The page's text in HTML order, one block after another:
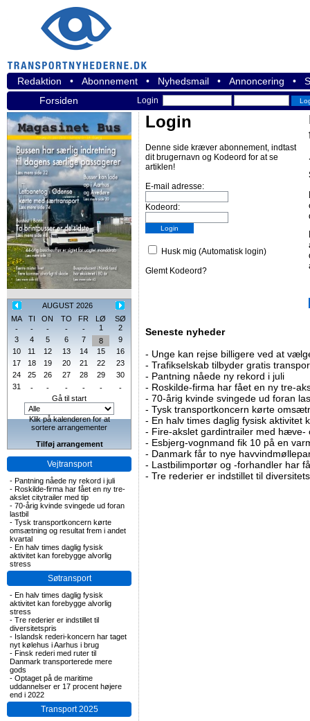
Redaktion • Abonnement • Nyhedsmail • Annoncering •
Forsiden
Login
AUGUST 2026
MA
TI ON TO FR LØ
SØ
-
- - - - 1
2
3
4 5 6 7 8
9
10
11 12 13 14 15
16
17
18 19 20 21 22
23
24
25 26 27 28 29
30
31
- - - - -
-
Gå til start
Klik på kalenderen for at
sortere arrangementer
Tilføj arrangement
Vejtransport
- Pantning nåede ny rekord i juli
- Roskilde-firma har fået en ny tre-
akslet citytrailer med tip
- 70-årig kvinde svingede ud foran
lastbil
- Tysk transportkoncern kørte
omsætning og resultat frem i andet
kvartal
- En halv times daglig fysisk
aktivitet kan forebygge alvorlig
stress
Søtransport
- En halv times daglig fysisk
aktivitet kan forebygge alvorlig
stress
- Tre rederier er indstillet til
diversitetspris
- Islandsk rederi-koncern har taget
nyt kølehus i Aarhus i brug
- Finsk rederi med ruter til
Danmark transporterede mere
gods
- Optaget på de maritime
uddannelser er 17 procent højere
end i 2022
Transport 2025
Login
Denne side kræver abonnement, indtast
dit brugernavn og Kodeord for at se
artiklen!
E-mail adresse:
Kodeord:
Husk mig (Automatisk login)
Glemt Kodeord?
Seneste nyheder
- Unge kan rejse billigere ved at
- Trafikselskab tilbyder gratis
- Pantning nåede ny rekord i juli
- Roskilde-firma har fået en ny tre-
- 70-årig kvinde svingede ud foran
- Tysk transportkoncern kørte
- En halv times daglig fysisk aktivitet
- Fire-akslet gardintrailer med hæve-
- Esbjerg-vognmand fik 10 på en
- Danmark får to nye
- Lastbilimportør og -forhandler har
- Tre rederier er indstillet til